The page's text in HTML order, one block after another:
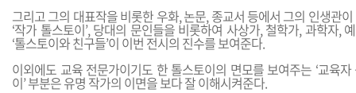
그리고 그의 대표작을 비롯한 우화, 논문, 종교서 등에서 그의 인생관
‘작가 톨스토이’, 당대의 문인들을 비롯하여 사상가, 철학가, 과학자,
‘톨스토이와 친구들’이 이번 전시의 진수를 보여준다.
이외에도 교육 전문가이기도 한 톨스토이의 면모를 보여주는 ‘교육자
이’ 부분은 유명 작가의 이면을 보다 잘 이해시켜준다.